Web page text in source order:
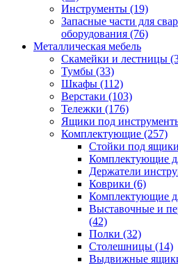
Инструменты (19)
Запасные части для
оборудования (76)
Металлическая мебель
Скамейки и лестницы
Тумбы (33)
Шкафы (112)
Верстаки (103)
Тележки (176)
Ящики под
Комплектующие (257)
Стойки под ящики
Комплектующие
Держатели
Коврики (6)
Комплектующие
Выставочные и
(42)
Полки (32)
Столешницы (14)
Выдвижные